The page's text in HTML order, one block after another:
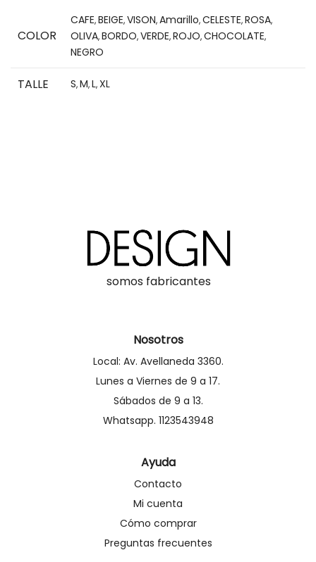
COLOR
CAFE,BEIGE,VISON,Amarillo,CELESTE,ROSA,
OLIVA,BORDO,VERDE,ROJO,CHOCOLATE,
NEGRO
TALLE S,M,L,XL
somos fabricantes
Nosotros
Local: Av. Avellaneda 3360.
Lunes a Viernes de 9 a 17.
Sábados de 9 a 13.
Whatsapp. 1123543948
Ayuda
Contacto
Mi cuenta
Cómo comprar
Preguntas frecuentes